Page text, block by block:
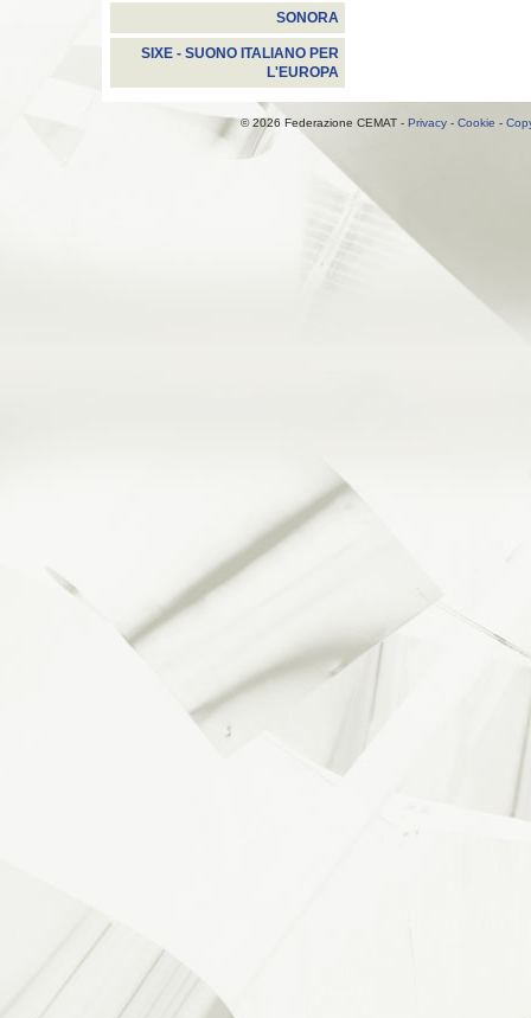
SONORA
SIXE - SUONO ITALIANO PER
L'EUROPA
© 2026 Federazione CEMAT - Privacy - Cookie -